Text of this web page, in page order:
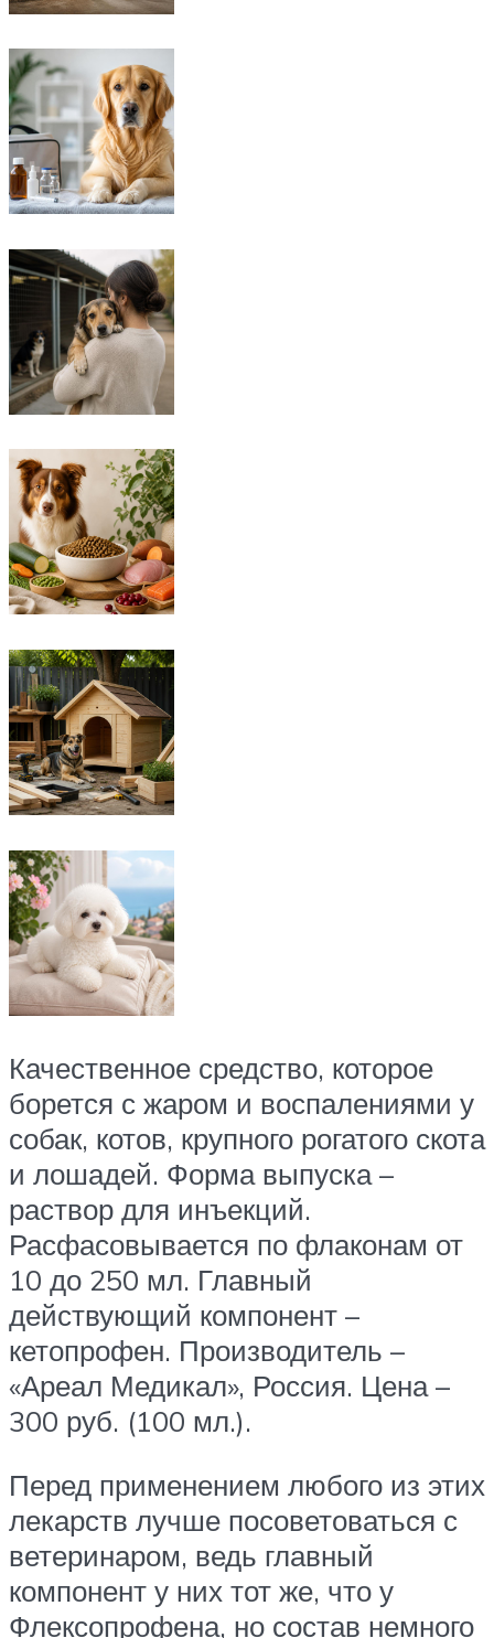
Качественное средство, которое
борется с жаром и воспалениями у
собак, котов, крупного рогатого скота
и лошадей. Форма выпуска –
раствор для инъекций.
Расфасовывается по флаконам от
10 до 250 мл. Главный
действующий компонент –
кетопрофен. Производитель –
«Ареал Медикал», Россия. Цена –
300 руб. (100 мл.).
Перед применением любого из этих
лекарств лучше посоветоваться с
ветеринаром, ведь главный
компонент у них тот же, что у
Флексопрофена, но состав немного